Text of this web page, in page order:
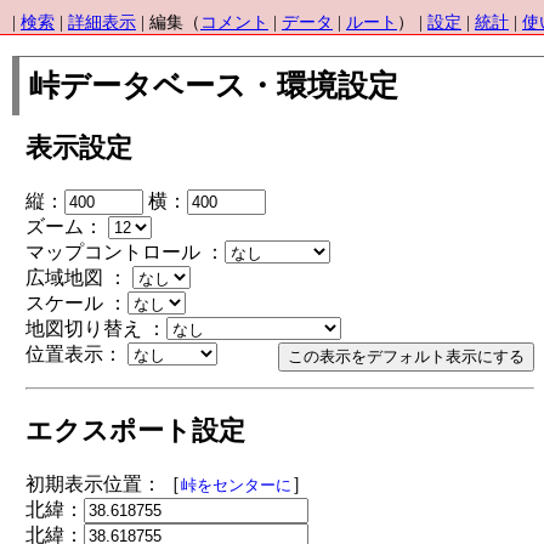
検索 詳細表示 | 編集（ コメント データ ルート ） | 設定 統計 使
峠データベース・環境設定
表示設定
縦：
横：
ズーム：
マップコントロール ：
広域地図 ：
スケール ：
地図切り替え ：
位置表示：
エクスポート設定
初期表示位置：［峠をセンターに ］
北緯：
北緯：